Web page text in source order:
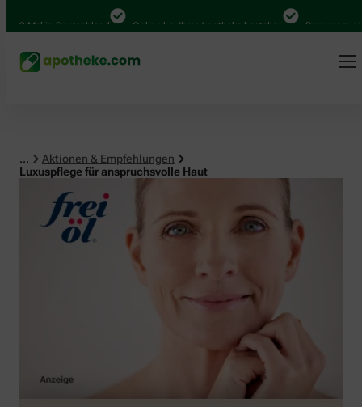
in Deutschland Online bei Ihrer Apotheke bestellen Bequem
...
Aktionen & Empfehlungen
Luxuspflege für anspruchsvolle Haut